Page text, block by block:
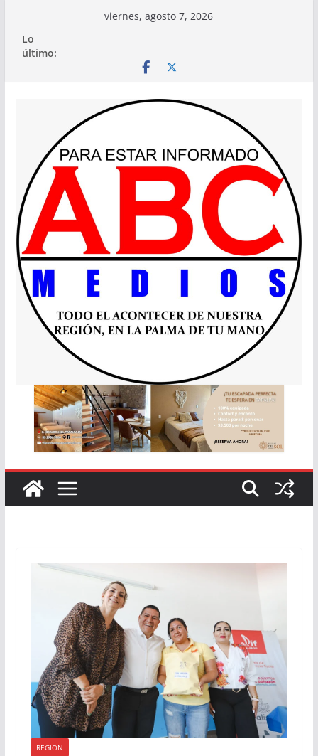
contenido
viernes, agosto 7, 2026
Lo
último:
REGION